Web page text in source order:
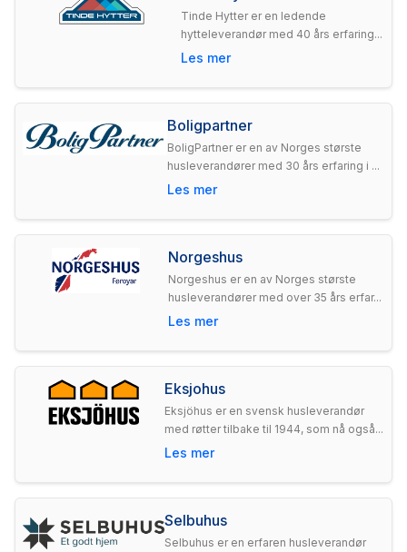
Tinde Hytter er en ledende
hytteleverandør med 40 års erfaring...
Les mer
Boligpartner
BoligPartner er en av Norges største
husleverandører med 30 års erfaring i ...
Les mer
Norgeshus
Norgeshus er en av Norges største
husleverandører med over 35 års erfar...
Les mer
Eksjohus
Eksjöhus er en svensk husleverandør
med røtter tilbake til 1944, som nå også...
Les mer
Selbuhus
Selbuhus er en erfaren husleverandør